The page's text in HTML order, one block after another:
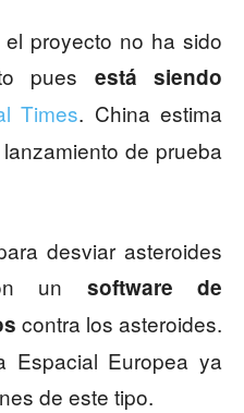
proyecto no ha sido
pues está siendo
Times. China estima
de prueba
desviar asteroides
un software de
contra los asteroides.
Espacial Europea ya
de este tipo.